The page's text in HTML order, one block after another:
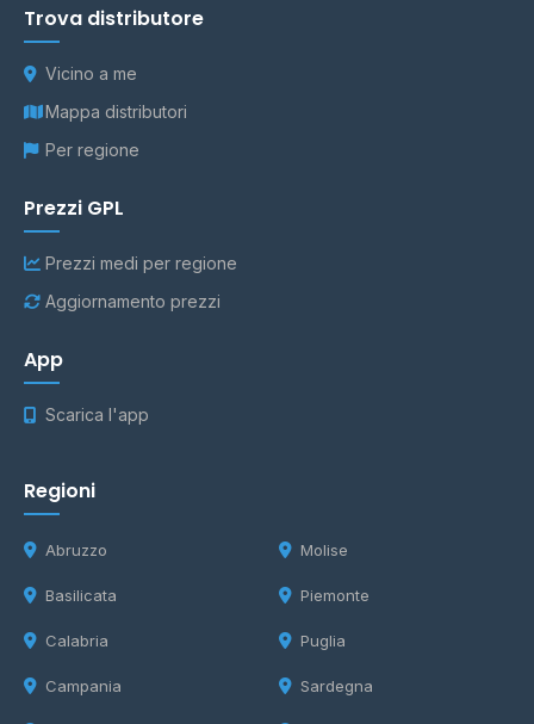
Trova distributore
Vicino a me
Mappa distributori
Per regione
Prezzi GPL
Prezzi medi per regione
Aggiornamento prezzi
App
Scarica l'app
Regioni
Abruzzo
Basilicata
Calabria
Campania
Molise
Piemonte
Puglia
Sardegna